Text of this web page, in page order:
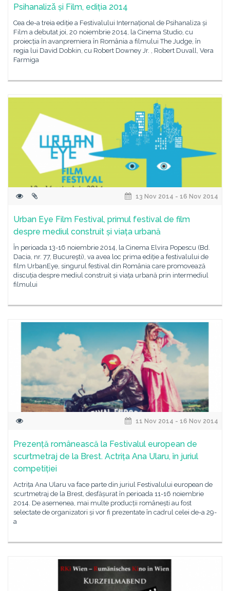
Psihanalizǎ și Film, ediția 2014
Cea de-a treia ediție a Festivalului Internațional de Psihanaliza și
Film a debutat joi, 20 noiembrie 2014, la Cinema Studio, cu
proiecția în avanpremiera în România a filmului The Judge, în
regia lui David Dobkin, cu Robert Downey Jr. , Robert Duvall, Vera
Farmiga
13 Nov 2014 - 16 Nov 2014
Urban Eye Film Festival, primul festival de film
despre mediul construit și viața urbană
În perioada 13-16 noiembrie 2014, la Cinema Elvira Popescu (Bd.
Dacia, nr. 77, Bucureşti), va avea loc prima ediție a festivalului de
film UrbanEye, singurul festival din România care promovează
discuția despre mediul construit și viața urbană prin intermediul
filmului
11 Nov 2014 - 16 Nov 2014
Prezență românească la Festivalul european de
scurtmetraj de la Brest. Actrița Ana Ularu, în juriul
competiției
Actrița Ana Ularu va face parte din juriul Festivalului european de
scurtmetraj de la Brest, desfășurat în perioada 11-16 noiembrie
2014. De asemenea, mai multe producții românești au fost
selectate de organizatori și vor fi prezentate în cadrul celei de-a 29-
a